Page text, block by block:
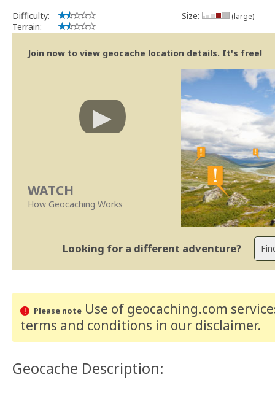
Difficulty:
Terrain:
Size: (large)
Join now to view geocache location details. It's free!
WATCH
How Geocaching Works
Looking for a different adventure?
Please noteUse of geocaching.com
terms and conditions in our disclaimer.
Geocache Description: